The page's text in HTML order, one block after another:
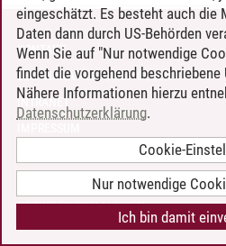
KONTAKT
LEUPHANA ALS ARBEITGEBER
INTRANET
BARRIEREFREIHEIT
COOKIE-EINSTELLUNGEN
eingeschätzt. Es besteht auch die
Daten dann durch US-Behörden
Wenn Sie auf "Nur notwendige
findet die vorgehend
Nähere Informationen hierzu
Datenschutzerklärung.
Cookie-
Nur notwendige
Ich bin damit